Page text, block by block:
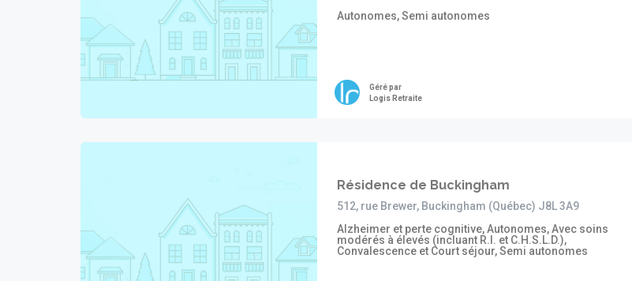
Autonomes, Semi autonomes
Géré par
Logis Retraite
Résidence de Buckingham
512, rue Brewer, Buckingham (Québec) J8L 3A9
Alzheimer et perte cognitive, Autonomes, Avec soins
modérés à élevés (incluant R.I. et C.H.S.L.D.),
Convalescence et Court séjour, Semi autonomes